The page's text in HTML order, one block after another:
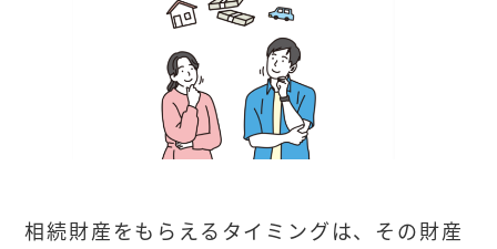
相続財産をもらえるタイミングは、その財産